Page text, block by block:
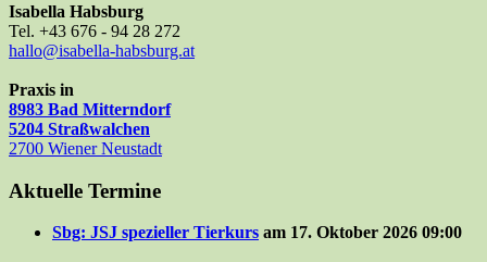
Isabella Habsburg
Tel. +43 676 - 94 28 272
hallo@isabella-habsburg.at
Praxis in
8983 Bad Mitterndorf
5204 Straßwalchen
2700 Wiener Neustadt
Aktuelle Termine
Sbg: JSJ spezieller Tierkurs am 17. Oktober 2026 09:00